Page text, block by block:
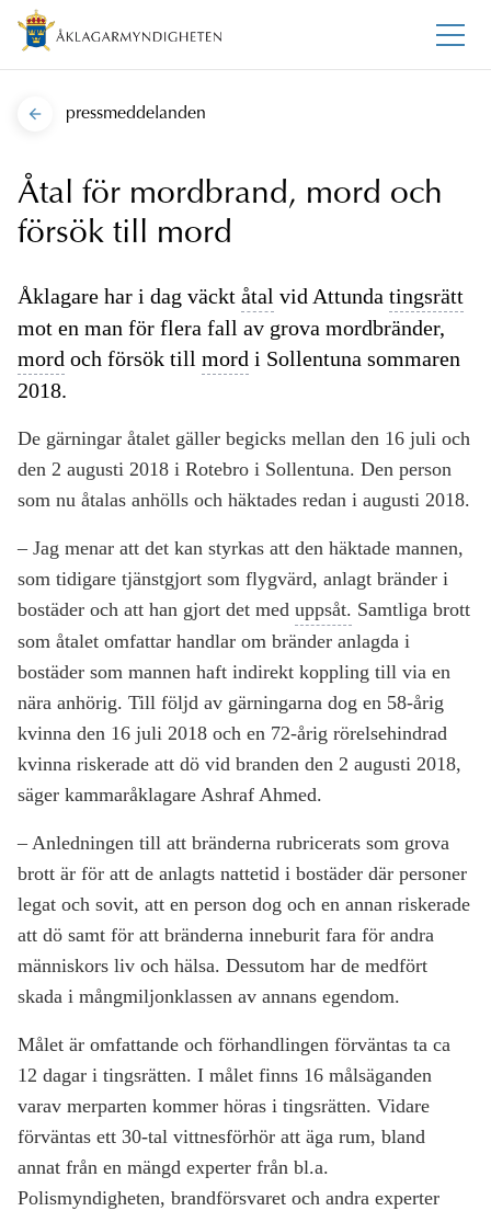
pressmeddelanden
Åtal för mordbrand, mord och
försök till mord
Åklagare har i dag väckt åtal vid Attunda tingsrätt
mot en man för flera fall av grova mordbränder,
mord och försök till mord i Sollentuna sommaren
2018.
De gärningar åtalet gäller begicks mellan den 16 juli och
den 2 augusti 2018 i Rotebro i Sollentuna. Den person
som nu åtalas anhölls och häktades redan i augusti 2018.
– Jag menar att det kan styrkas att den häktade mannen,
som tidigare tjänstgjort som flygvärd, anlagt bränder i
bostäder och att han gjort det med uppsåt. Samtliga brott
som åtalet omfattar handlar om bränder anlagda i
bostäder som mannen haft indirekt koppling till via en
nära anhörig. Till följd av gärningarna dog en 58-årig
kvinna den 16 juli 2018 och en 72-årig rörelsehindrad
kvinna riskerade att dö vid branden den 2 augusti 2018,
säger kammaråklagare Ashraf Ahmed.
– Anledningen till att bränderna rubricerats som grova
brott är för att de anlagts nattetid i bostäder där personer
legat och sovit, att en person dog och en annan riskerade
att dö samt för att bränderna inneburit fara för andra
människors liv och hälsa. Dessutom har de medfört
skada i mångmiljonklassen av annans egendom.
Målet är omfattande och förhandlingen förväntas ta ca
12 dagar i tingsrätten. I målet finns 16 målsäganden
varav merparten kommer höras i tingsrätten. Vidare
förväntas ett 30-tal vittnesförhör att äga rum, bland
annat från en mängd experter från bl.a.
Polismyndigheten, brandförsvaret och andra experter